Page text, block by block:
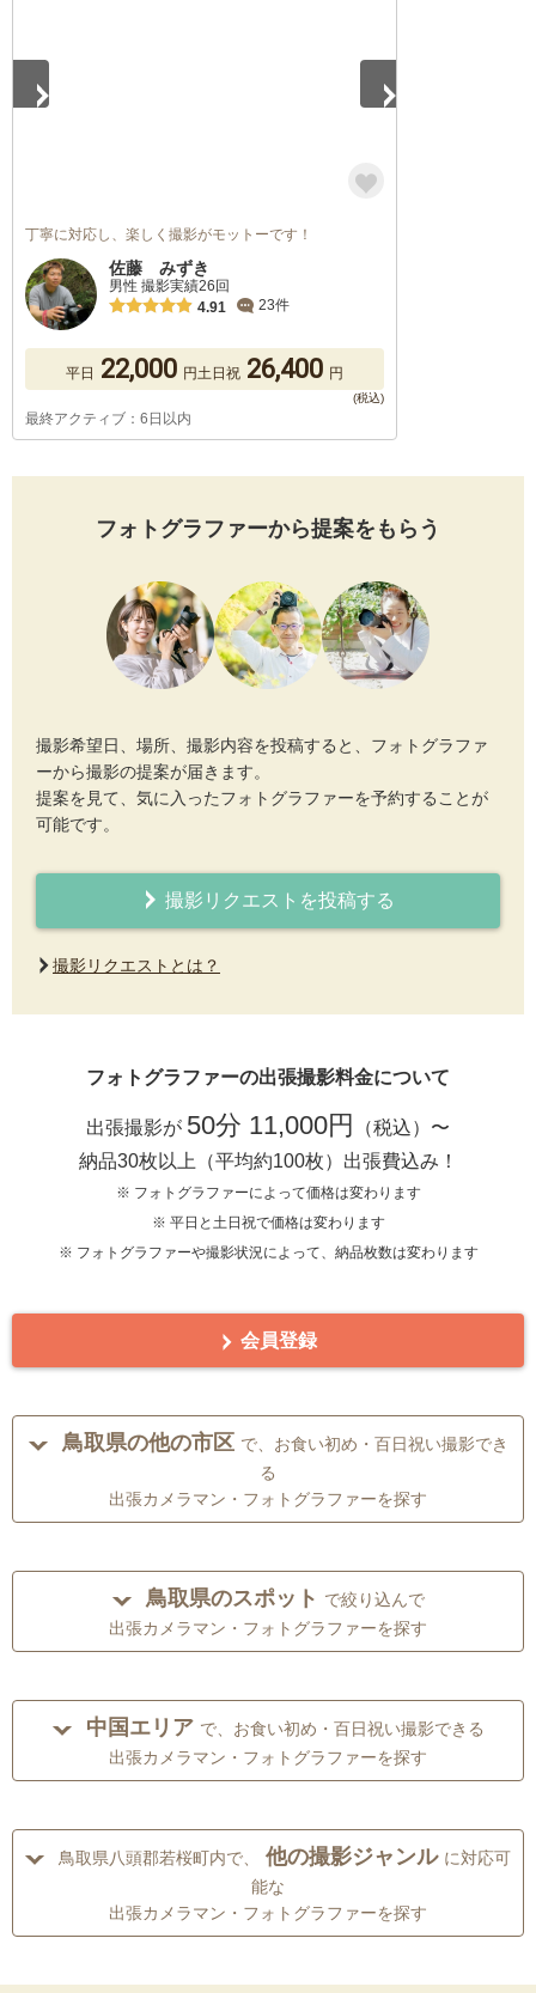
丁寧に対応し、楽しく撮影がモットーです！
佐藤 みずき
男性 撮影実績26回
4.91
23件
平日 22,000 円土日祝 26,400 円
最終アクティブ：6日以内
フォトグラファーから提案をもらう
撮影希望日、場所、撮影内容を投稿すると、フォトグラファ
ーから撮影の提案が届きます。
提案を見て、気に入ったフォトグラファーを予約することが
可能です。
撮影リクエストを投稿する
撮影リクエストとは？
フォトグラファーの出張撮影料金について
出張撮影が 50分 11,000円
（税込）〜
納品30枚以上（平均約100枚）出張費込み！
※ フォトグラファーによって価格は変わります
※ 平日と土日祝で価格は変わります
※ フォトグラファーや撮影状況によって、納品枚数は変わります
会員登録
鳥取県の他の市区 で、お食い初め・百日祝い撮影でき
る
出張カメラマン・フォトグラファーを探す
鳥取県のスポット で絞り込んで
出張カメラマン・フォトグラファーを探す
中国エリア で、お食い初め・百日祝い撮影できる
出張カメラマン・フォトグラファーを探す
鳥取県八頭郡若桜町内で、 他の撮影ジャンル に対応可
能な
出張カメラマン・フォトグラファーを探す